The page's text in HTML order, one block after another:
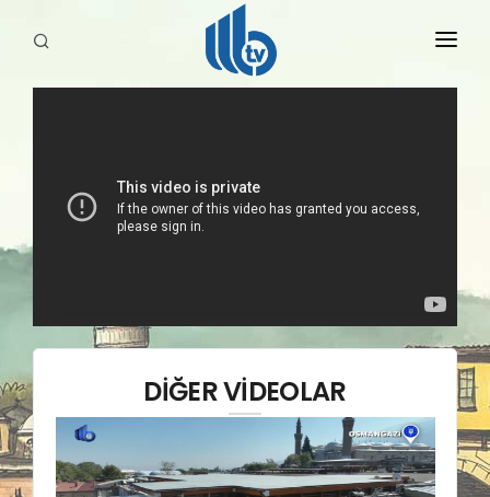
YAYINLARIMIZ
DİĞER VİDEOLAR